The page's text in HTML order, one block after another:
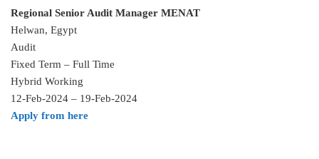
Regional Senior Audit Manager MENAT
Helwan, Egypt
Audit
Fixed Term – Full Time
Hybrid Working
12-Feb-2024 – 19-Feb-2024
Apply from here